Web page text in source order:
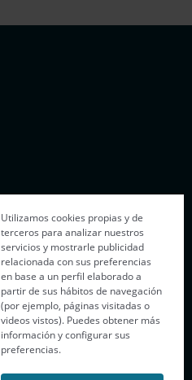
Utilizamos cookies propias y de
terceros para analizar nuestros
servicios y mostrarle publicidad
relacionada con sus preferencias
en base a un perfil elaborado a
partir de sus hábitos de navegación
(por ejemplo, páginas visitadas o
videos vistos). Puedes obtener más
información y configurar sus
preferencias.